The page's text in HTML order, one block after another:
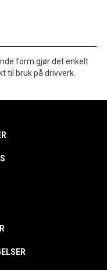
form gjør det enkelt
til bruk på drivverk.